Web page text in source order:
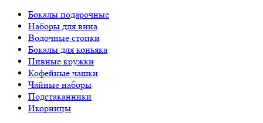
Бокалы подарочные
Наборы для вина
Водочные стопки
Бокалы для коньяка
Пивные кружки
Кофейные чашки
Чайные наборы
Подстаканники
Икорницы